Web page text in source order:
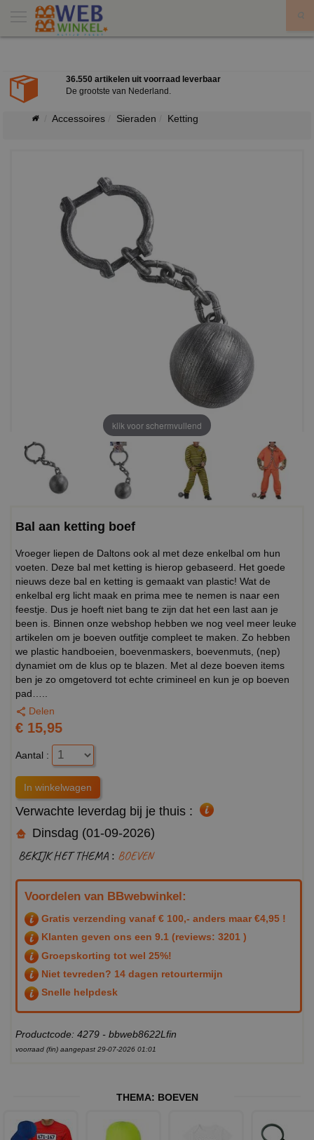
Grote bestellingen = grote kortingen
Neem contact met ons op?
Accessoires Sieraden Ketting
klik voor schermvullend
Bal aan ketting boef
Vroeger liepen de Daltons ook al met deze enkelbal om hun
voeten. Deze bal met ketting is hierop gebaseerd. Het goede
nieuws deze bal en ketting is gemaakt van plastic! Wat de
enkelbal erg licht maak en prima mee te nemen is naar een
feestje. Dus je hoeft niet bang te zijn dat het een last aan je
been is. Binnen onze webshop hebben we nog veel meer leuke
artikelen om je boeven outfitje compleet te maken. Zo hebben
we plastic handboeien, boevenmaskers, boevenmuts, (nep)
dynamiet om de klus op te blazen. Met al deze boeven items
ben je zo omgetoverd tot echte crimineel en kun je op boeven
pad…..
Delen
€ 15,95
Aantal :
Verwachte leverdag bij je thuis :
Dinsdag (01-09-2026)
BEKIJK HET THEMA : BOEVEN
Voordelen van BBwebwinkel:
Gratis verzending vanaf € 100,- anders maar €4,95 !
Klanten geven ons een 9.1 (reviews: 3201 )
Groepskorting tot wel 25%!
Niet tevreden? 14 dagen retourtermijn
Snelle helpdesk
Productcode: 4279 - bbweb8622Lfin
voorraad (fin) aangepast 29-07-2026 01:01
THEMA: BOEVEN